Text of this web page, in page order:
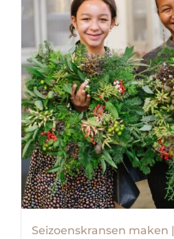
Seizoenskransen maken